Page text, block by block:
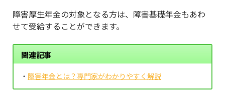
障害厚生年金の対象となる方は、障害基礎年金もあわ
せて受給することができます。
関連記事
・ 障害年金とは？専門家がわかりやすく解説